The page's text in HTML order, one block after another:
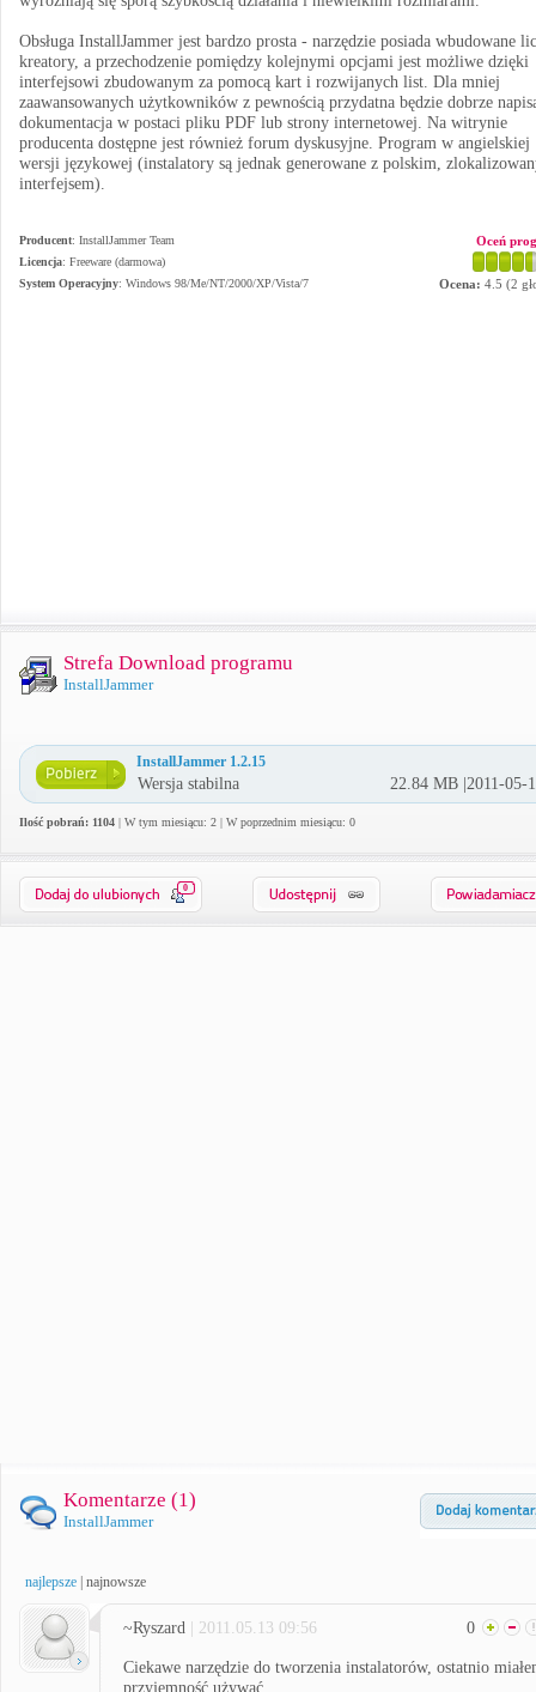
Obsługa InstallJammer jest bardzo prosta - narzędzie posiada wbudowane
kreatory, a przechodzenie pomiędzy kolejnymi opcjami jest możliwe dzięki
interfejsowi zbudowanym za pomocą kart i rozwijanych list. Dla mniej
zaawansowanych użytkowników z pewnością przydatna będzie dobrze
dokumentacja w postaci pliku PDF lub strony internetowej. Na witrynie
producenta dostępne jest również forum dyskusyjne. Program w angielskiej
wersji językowej (instalatory są jednak generowane z polskim,
interfejsem).
Producent: InstallJammer Team
Licencja: Freeware (darmowa)
System Operacyjny: Windows 98/Me/NT/2000/XP/Vista/7
Oceń
Ocena: 4.5 (2
Strefa Download programu
InstallJammer
InstallJammer 1.2.15
Wersja stabilna 22.84 MB |2011-05-
Ilość pobrań: 1104 | W tym miesiącu: 2 | W poprzednim miesiącu: 0
0
Komentarze (1)
InstallJammer
najlepsze najnowsze
~Ryszard | 2011.05.13 09:56 0
Ciekawe narzędzie do tworzenia instalatorów, ostatnio
przyjemność używać.